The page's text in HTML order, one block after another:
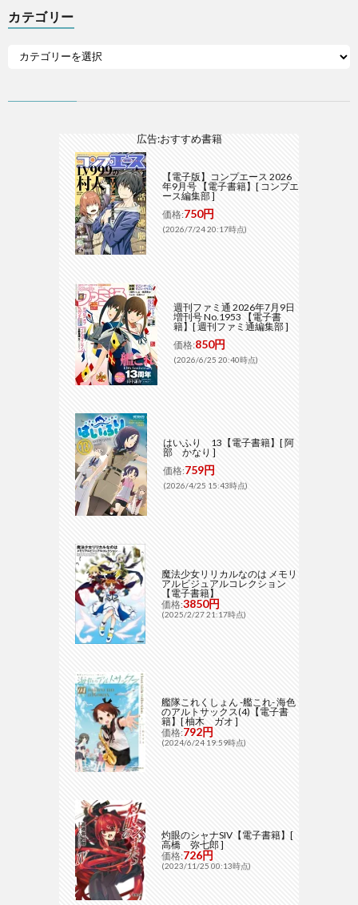
カテゴリー
広告:おすすめ書籍
【電子版】コンプエース 2026
年9月号 【電子書籍】[ コンプエ
ース編集部 ]
価格:750円
(2026/7/24 20:17時点)
週刊ファミ通 2026年7月9日
増刊号 No.1953 【電子書
籍】[ 週刊ファミ通編集部 ]
価格:850円
(2026/6/25 20:40時点)
はいふり 13【電子書籍】[ 阿
部 かなり ]
価格:759円
(2026/4/25 15:43時点)
魔法少女リリカルなのは メモリ
アルビジュアルコレクション
【電子書籍】
価格:3850円
(2025/2/27 21:17時点)
艦隊これくしょん -艦これ- 海色
のアルトサックス(4)【電子書
籍】[ 柚木 ガオ ]
価格:792円
(2024/6/24 19:59時点)
灼眼のシャナSIV【電子書籍】[
高橋 弥七郎 ]
価格:726円
(2023/11/25 00:13時点)